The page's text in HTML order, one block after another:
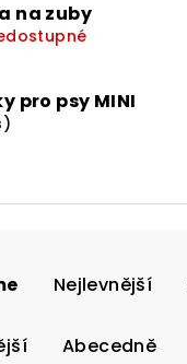
na zuby
pro psy MINI
Nejlevnější
Abecedně